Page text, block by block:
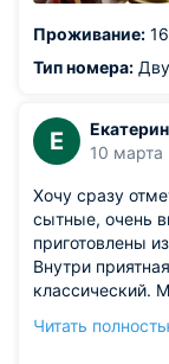
Проживание:
Тип номера:
Е
10 марта
Хочу сразу
сытные, очень
приготовлены
Внутри
классический.
наш номер.
Читать